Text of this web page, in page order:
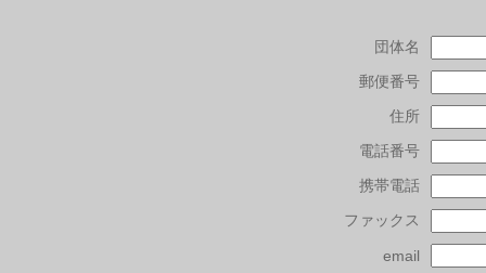
団体名
郵便番号
住所
電話番号
携帯電話
ファックス
email